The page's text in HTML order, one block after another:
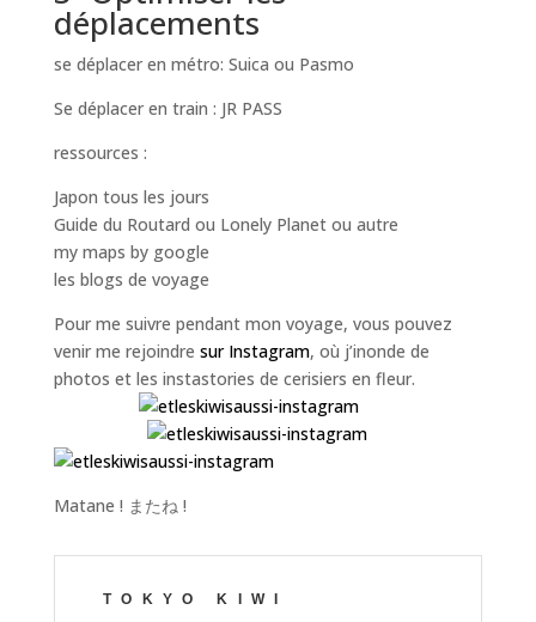
déplacements
se déplacer en métro: Suica ou Pasmo
Se déplacer en train : JR PASS
ressources :
Japon tous les jours
Guide du Routard ou Lonely Planet ou autre
my maps by google
les blogs de voyage
Pour me suivre pendant mon voyage, vous pouvez
venir me rejoindre sur Instagram, où j’inonde de
photos et les instastories de cerisiers en fleur.
Matane ! またね !
TOKYO KIWI